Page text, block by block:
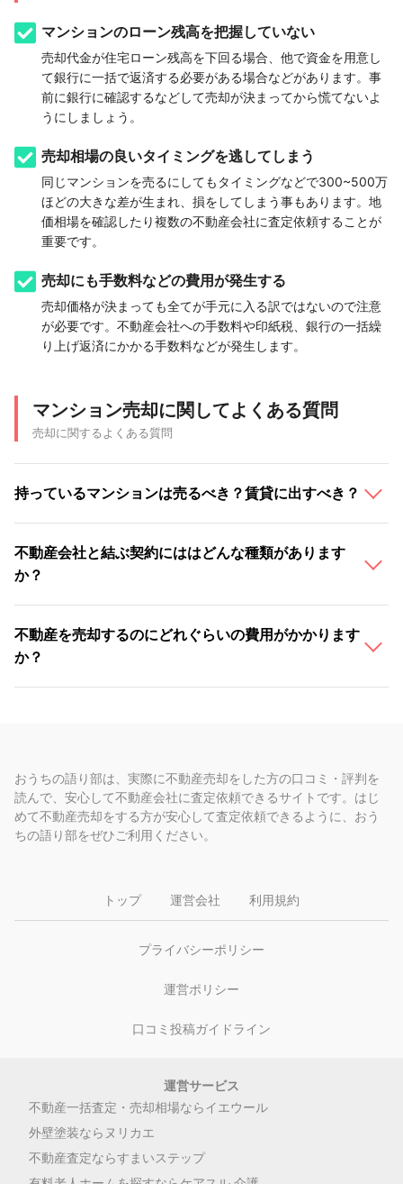
マンションのローン残高を把握していない
売却代金が住宅ローン残高を下回る場合、他で資金を用意し
て銀行に一括で返済する必要がある場合などがあります。事
前に銀行に確認するなどして売却が決まってから慌てないよ
うにしましょう。
売却相場の良いタイミングを逃してしまう
同じマンションを売るにしてもタイミングなどで300~500万
ほどの大きな差が生まれ、損をしてしまう事もあります。地
価相場を確認したり複数の不動産会社に査定依頼することが
重要です。
売却にも手数料などの費用が発生する
売却価格が決まっても全てが手元に入る訳ではないので注意
が必要です。不動産会社への手数料や印紙税、銀行の一括繰
り上げ返済にかかる手数料などが発生します。
マンション売却に関してよくある質問
売却に関するよくある質問
持っているマンションは売るべき？賃貸に出すべき？
不動産会社と結ぶ契約にははどんな種類があります
か？
不動産を売却するのにどれぐらいの費用がかかります
か？
おうちの語り部は、実際に不動産売却をした方の口コミ・評判を
読んで、安心して不動産会社に査定依頼できるサイトです。はじ
めて不動産売却をする方が安心して査定依頼できるように、おう
ちの語り部をぜひご利用ください。
トップ 運営会社 利用規約
プライバシーポリシー
運営ポリシー
口コミ投稿ガイドライン
運営サービス
不動産一括査定・売却相場ならイエウール
外壁塗装ならヌリカエ
不動産査定ならすまいステップ